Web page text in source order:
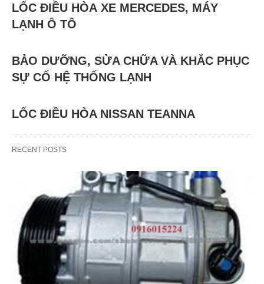
LỐC ĐIỀU HÒA XE MERCEDES, MÁY
LẠNH Ô TÔ
BẢO DƯỠNG, SỬA CHỮA VÀ KHẮC PHỤC
SỰ CỐ HỆ THỐNG LẠNH
LỐC ĐIỀU HÒA NISSAN TEANNA
RECENT POSTS